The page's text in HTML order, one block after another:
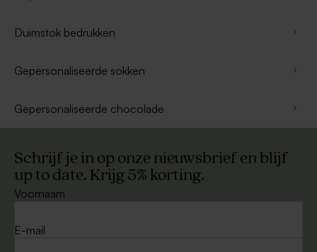
Duimstok bedrukken
Gepersonaliseerde sokken
Gepersonaliseerde chocolade
Schrijf je in op onze nieuwsbrief en blijf
up to date. Krijg 5% korting.
Voornaam
E-mail